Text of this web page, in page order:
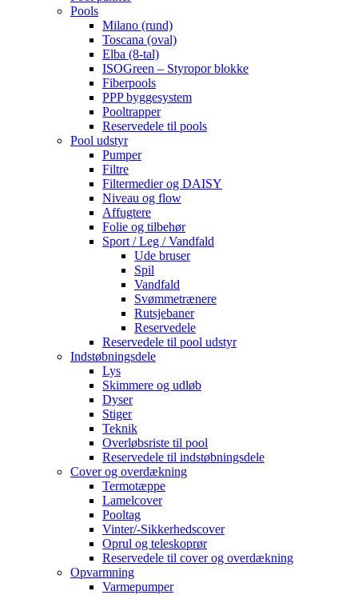
Pools
Milano (rund)
Toscana (oval)
Elba (8-tal)
ISOGreen – Styropor blokke
Fiberpools
PPP byggesystem
Pooltrapper
Reservedele til pools
Pool udstyr
Pumper
Filtre
Filtermedier og DAISY
Niveau og flow
Affugtere
Folie og tilbehør
Sport / Leg / Vandfald
Ude bruser
Spil
Vandfald
Svømmetrænere
Rutsjebaner
Reservedele
Reservedele til pool udstyr
Indstøbningsdele
Lys
Skimmere og udløb
Dyser
Stiger
Teknik
Overløbsriste til pool
Reservedele til indstøbningsdele
Cover og overdækning
Termotæppe
Lamelcover
Pooltag
Vinter/-Sikkerhedscover
Oprul og teleskoprør
Reservedele til cover og overdækning
Opvarmning
Varmepumper